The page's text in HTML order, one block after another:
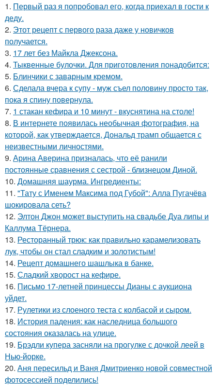
1. Первый раз я попробовал его, когда приехал в гости к
деду.
2. Этот рецепт с первого раза даже у новичков
получается.
3. 17 лет без Майкла Джексона.
4. Тыквенные булочки. Для приготовления понадобится:
5. Блинчики с заварным кремом.
6. Сделала вчера к супу - муж съел половину просто так,
пока я спину повернула.
7. 1 стакан кефира и 10 минут - вкуснятина на столе!
8. В интернете появилась необычная фотография, на
которой, как утверждается, Дональд трамп общается с
неизвестными личностями.
9. Арина Аверина призналась, что её ранили
постоянные сравнения с сестрой - близнецом Диной.
10. Домашняя шаурма. Ингредиенты:
11. "Тату с Именем Максима под Губой": Алла Пугачёва
шокировала сеть?
12. Элтон Джон может выступить на свадьбе Дуа липы и
Каллума Тёрнера.
13. Ресторанный трюк: как правильно карамелизовать
лук, чтобы он стал сладким и золотистым!
14. Рецепт домашнего шашлыка в банке.
15. Сладкий хворост на кефире.
16. Письмо 17-летней принцессы Дианы с аукциона
уйдет.
17. Рулетики из слоеного теста с колбасой и сыром.
18. История падения: как наследница большого
состояния оказалась на улице.
19. Брэдли купера засняли на прогулке с дочкой леей в
Нью-йорке.
20. Аня пересильд и Ваня Дмитриенко новой совместной
фотосессией поделились!